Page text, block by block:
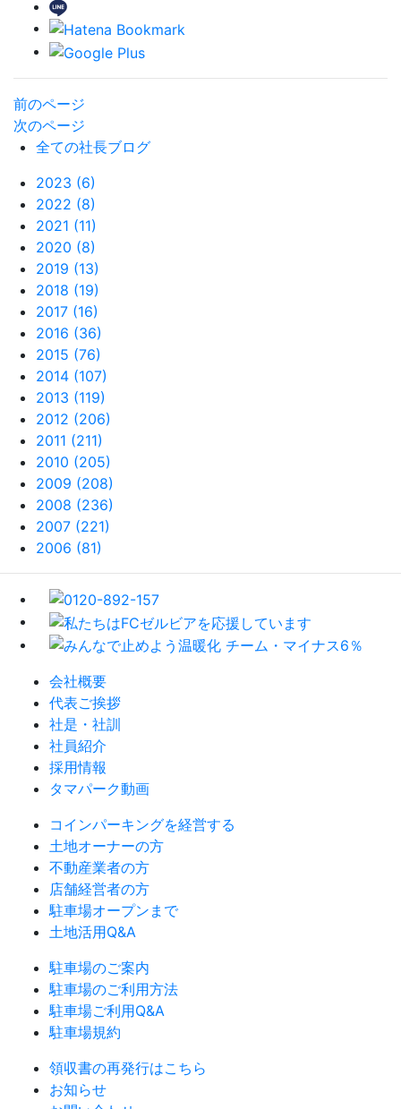
前のページ
次のページ
全ての社長ブログ
2023 (6)
2022 (8)
2021 (11)
2020 (8)
2019 (13)
2018 (19)
2017 (16)
2016 (36)
2015 (76)
2014 (107)
2013 (119)
2012 (206)
2011 (211)
2010 (205)
2009 (208)
2008 (236)
2007 (221)
2006 (81)
会社概要
代表ご挨拶
社是・社訓
社員紹介
採用情報
タマパーク動画
コインパーキングを経営する
土地オーナーの方
不動産業者の方
店舗経営者の方
駐車場オープンまで
土地活用Q&A
駐車場のご案内
駐車場のご利用方法
駐車場ご利用Q&A
駐車場規約
領収書の再発行はこちら
お知らせ